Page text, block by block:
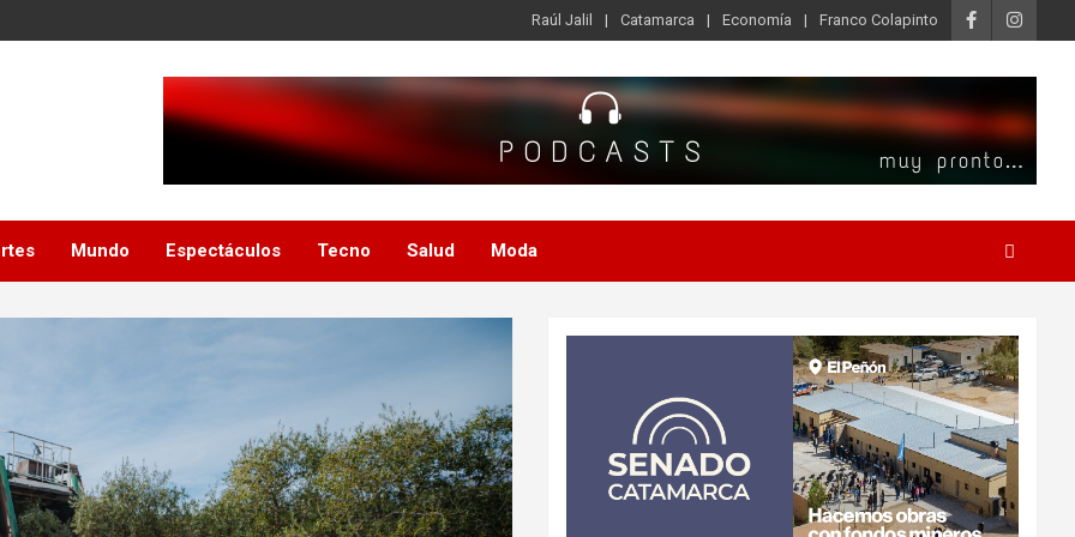
Raúl Jalil Catamarca Economía Franco Colapinto
Mundo Espectáculos Tecno Salud Moda